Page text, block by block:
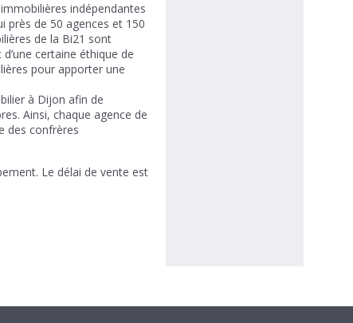
indépendantes
près de 50 agences et 150
de la Bi21 sont
certaine éthique de
pour apporter une
à Dijon afin de
Ainsi, chaque agence de
des confrères
Le délai de vente est